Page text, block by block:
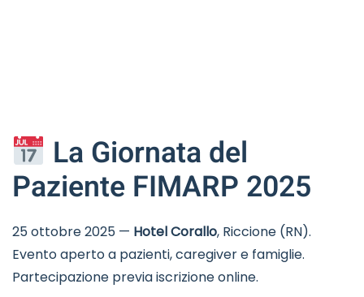
La Giornata del
Paziente FIMARP 2025
25 ottobre 2025 — Hotel Corallo, Riccione (RN).
Evento aperto a pazienti, caregiver e famiglie.
Partecipazione previa iscrizione online.